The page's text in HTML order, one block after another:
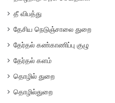
தீ விபத்து
தேசிய நெடுஞ்சாலை துறை
தேர்தல் கண்காணிப்பு குழு
தேர்தல் களம்
தொழில் துறை
தொழில்துறை